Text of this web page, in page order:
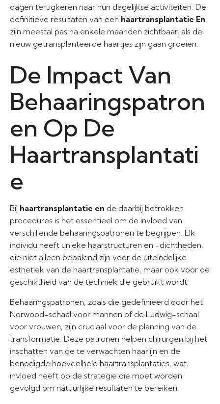
dagen terugkeren naar hun dagelijkse activiteiten. De
definitieve resultaten van een haartransplantatie En
zijn meestal pas na enkele maanden zichtbaar, als de
nieuw getransplanteerde haartjes zijn gaan groeien.
De Impact Van
Behaaringspatron
en Op De
Haartransplantati
e
Bij haartransplantatie en de daarbij betrokken
procedures is het essentieel om de invloed van
verschillende behaaringspatronen te begrijpen. Elk
individu heeft unieke haarstructuren en -dichtheden,
die niet alleen bepalend zijn voor de uiteindelijke
esthetiek van de haartransplantatie, maar ook voor de
geschiktheid van de techniek die gebruikt wordt.
Behaaringspatronen, zoals die gedefinieerd door het
Norwood-schaal voor mannen of de Ludwig-schaal
voor vrouwen, zijn cruciaal voor de planning van de
transformatie. Deze patronen helpen chirurgen bij het
inschatten van de te verwachten haarlijn en de
benodigde hoeveelheid haartransplantaties, wat
invloed heeft op de strategie die moet worden
gevolgd om natuurlijke resultaten te bereiken.